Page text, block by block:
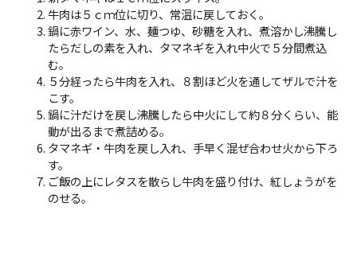
牛肉は５ｃｍ位に切り、常温に戻しておく。
鍋に赤ワイン、水、麺つゆ、砂糖を入れ、煮溶かし沸騰し
たらだしの素を入れ、タマネギを入れ中火で５分間煮込
む。
５分経ったら牛肉を入れ、８割ほど火を通してザルで汁を
こす。
鍋に汁だけを戻し沸騰したら中火にして約８分くらい、能
動が出るまで煮詰める。
タマネギ・牛肉を戻し入れ、手早く混ぜ合わせ火から下ろ
す。
ご飯の上にレタスを散らし牛肉を盛り付け、紅しょうがを
のせる。